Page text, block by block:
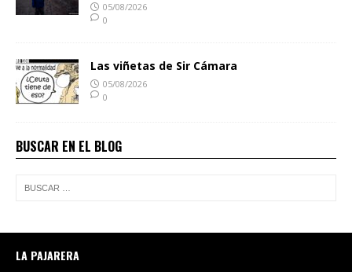
05/08/2026
0
Las viñetas de Sir Cámara
05/08/2026
0
BUSCAR EN EL BLOG
LA PAJARERA